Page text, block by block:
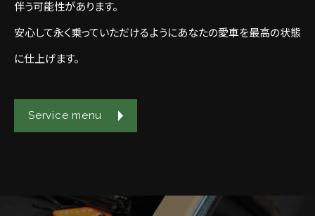
伴う可能性があります。
安心して永く乗っていただけるようにあなたの愛車を最高の状態
に仕上げます。
Service menu